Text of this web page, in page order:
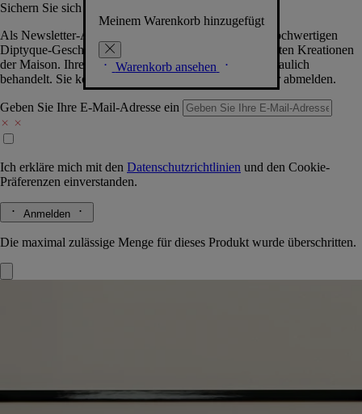
Meinem Warenkorb hinzugefügt
Warenkorb ansehen
Sichern Sie sich exklusive Vorteile
Als Newsletter-Abonnent.in erhalten Sie Zugang zu hochwertigen
Diptyque-Geschenken, Events & News über die neuesten Kreationen
der Maison. Ihre Daten werden selbstverständlich vertraulich
behandelt. Sie können sich jederzeit problemlos wieder abmelden.
Geben Sie Ihre E-Mail-Adresse ein
Ich erkläre mich mit den Datenschutzrichtlinien und den Cookie-
Präferenzen einverstanden.
Anmelden
Die maximal zulässige Menge für dieses Produkt wurde überschritten.